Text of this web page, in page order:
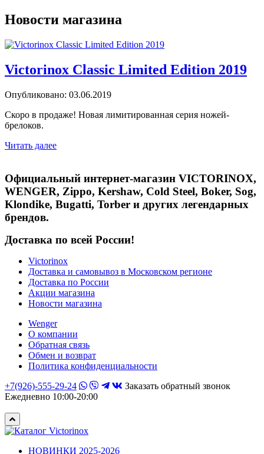
Новости магазина
Victorinox Classic Limited Edition 2019
Опубликовано: 03.06.2019
Скоро в продаже! Новая лимитированная серия ножей-
брелоков.
Читать далее
Официальный интернет-магазин VICTORINOX,
WENGER, Zippo, Kershaw, Cold Steel, Boker, Sog,
Klondike, Bugatti, Torber и других легендарных
брендов.
Доставка по всей России!
Victorinox
Доставка и самовывоз в Московском регионе
Доставка по России
Акции магазина
Новости магазина
Wenger
О компании
Обратная связь
Обмен и возврат
Политика конфиденциальности
+7(926)-555-29-24
Заказать обратный звонок
Ежедневно 10:00-20:00
НОВИНКИ 2025-2026